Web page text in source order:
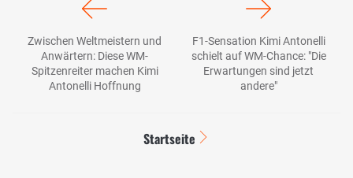
Zwischen Weltmeistern und
Anwärtern: Diese WM-
Spitzenreiter machen Kimi
Antonelli Hoffnung
F1-Sensation Kimi Antonelli
schielt auf WM-Chance: "Die
Erwartungen sind jetzt
andere"
Startseite